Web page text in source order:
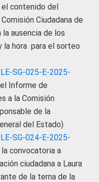
el contenido del
Ciudadana de
ausencia de los
la hora para el sorteo
SG-025-E-2025-
Informe de
a la Comisión
de la
del Estado)
SG-024-E-2025-
convocatoria a
ciudadana a Laura
de la terna de la